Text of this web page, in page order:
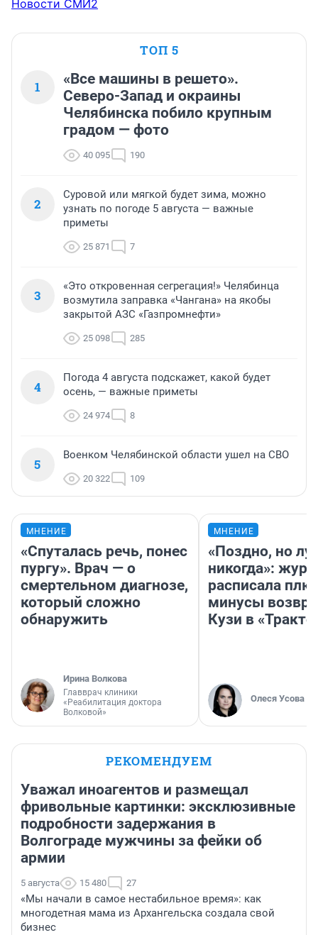
Новости СМИ2
ТОП 5
1
«Все машины в решето».
Северо-Запад и окраины
Челябинска побило крупным
градом — фото
40 095 190
2
Суровой или мягкой будет зима, можно
узнать по погоде 5 августа — важные
приметы
25 871 7
3
«Это откровенная сегрегация!» Челябинца
возмутила заправка «Чангана» на якобы
закрытой АЗС «Газпромнефти»
25 098 285
4
Погода 4 августа подскажет, какой будет
осень, — важные приметы
24 974 8
5
Военком Челябинской области ушел на СВО
20 322 109
МНЕНИЕ
«Спуталась речь, понес
пургу». Врач — о
смертельном диагнозе,
который сложно
обнаружить
Ирина Волкова
Главврач клиники
«Реабилитация доктора
Волковой»
МНЕНИЕ
«Поздно, но
никогда»:
расписала
минусы
Кузи в
Олеся Усова
РЕКОМЕНДУЕМ
Уважал иноагентов и размещал
фривольные картинки: эксклюзивные
подробности задержания в
Волгограде мужчины за фейки об
армии
5 августа 15 480 27
«Мы начали в самое нестабильное время»: как
многодетная мама из Архангельска создала свой
бизнес